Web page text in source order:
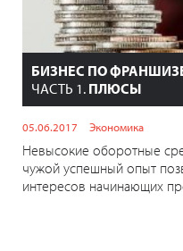
БИЗНЕС ПО
ЧАСТЬ 1. ПЛЮСЫ
05.06.2017 Экономика
Невысокие оборотные
чужой успешный опыт
интересов начинающих